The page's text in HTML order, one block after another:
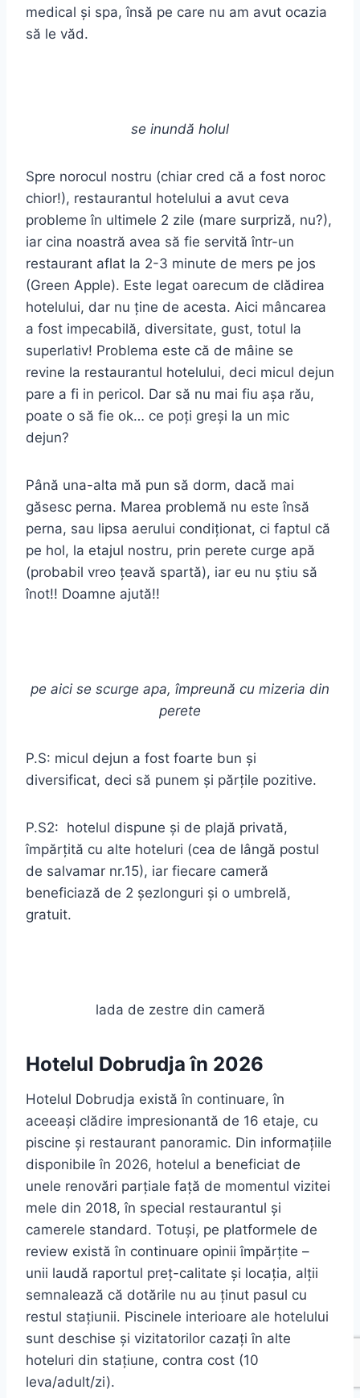
medical și spa, însă pe care nu am avut ocazia
să le văd.
se inundă holul
Spre norocul nostru (chiar cred că a fost noroc
chior!), restaurantul hotelului a avut ceva
probleme în ultimele 2 zile (mare surpriză, nu?),
iar cina noastră avea să fie servită într-un
restaurant aflat la 2-3 minute de mers pe jos
(Green Apple). Este legat oarecum de clădirea
hotelului, dar nu ține de acesta. Aici mâncarea
a fost impecabilă, diversitate, gust, totul la
superlativ! Problema este că de mâine se
revine la restaurantul hotelului, deci micul dejun
pare a fi in pericol. Dar să nu mai fiu așa rău,
poate o să fie ok… ce poți greși la un mic
dejun?
Până una-alta mă pun să dorm, dacă mai
găsesc perna. Marea problemă nu este însă
perna, sau lipsa aerului condiționat, ci faptul că
pe hol, la etajul nostru, prin perete curge apă
(probabil vreo țeavă spartă), iar eu nu știu să
înot!! Doamne ajută!!
pe aici se scurge apa, împreună cu mizeria din
perete
P.S: micul dejun a fost foarte bun și
diversificat, deci să punem și părțile pozitive.
P.S2: hotelul dispune și de plajă privată,
împărțită cu alte hoteluri (cea de lângă postul
de salvamar nr.15), iar fiecare cameră
beneficiază de 2 șezlonguri și o umbrelă,
gratuit.
lada de zestre din cameră
Hotelul Dobrudja în 2026
Hotelul Dobrudja există în continuare, în
aceeași clădire impresionantă de 16 etaje, cu
piscine și restaurant panoramic. Din informațiile
disponibile în 2026, hotelul a beneficiat de
unele renovări parțiale față de momentul vizitei
mele din 2018, în special restaurantul și
camerele standard. Totuși, pe platformele de
review există în continuare opinii împărțite –
unii laudă raportul preț-calitate și locația, alții
semnalează că dotările nu au ținut pasul cu
restul stațiunii. Piscinele interioare ale hotelului
sunt deschise și vizitatorilor cazați în alte
hoteluri din stațiune, contra cost (10
leva/adult/zi).